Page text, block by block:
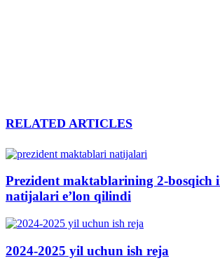
RELATED ARTICLES
Prezident maktablarining 2-bosqich
natijalari e’lon qilindi
2024-2025 yil uchun ish reja